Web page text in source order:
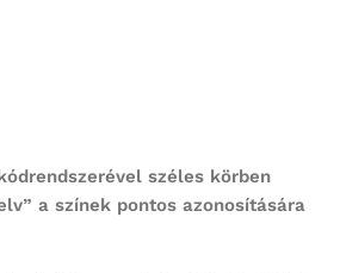
széles körben
a színek pontos azonosítására